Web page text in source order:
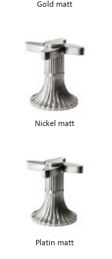
Gold matt
Nickel matt
Platin matt